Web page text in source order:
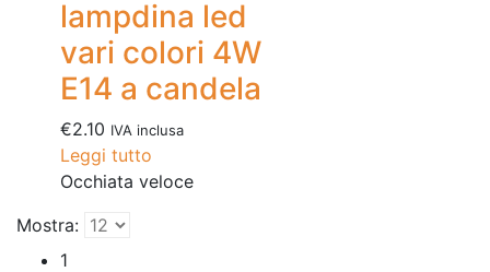
lampdina led
vari colori 4W
E14 a candela
€2.10 IVA inclusa
Leggi tutto
Occhiata veloce
Mostra:
1